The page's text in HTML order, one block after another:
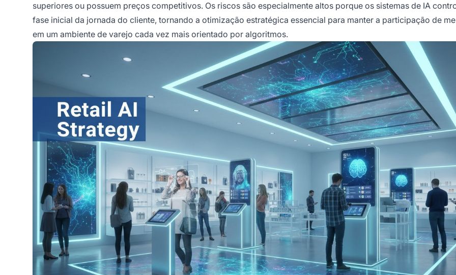
superiores ou possuem preços competitivos. Os riscos são especialmente altos porque os sistemas de IA
fase inicial da jornada do cliente, tornando a otimização estratégica essencial para manter a participação de
em um ambiente de varejo cada vez mais orientado por algoritmos.